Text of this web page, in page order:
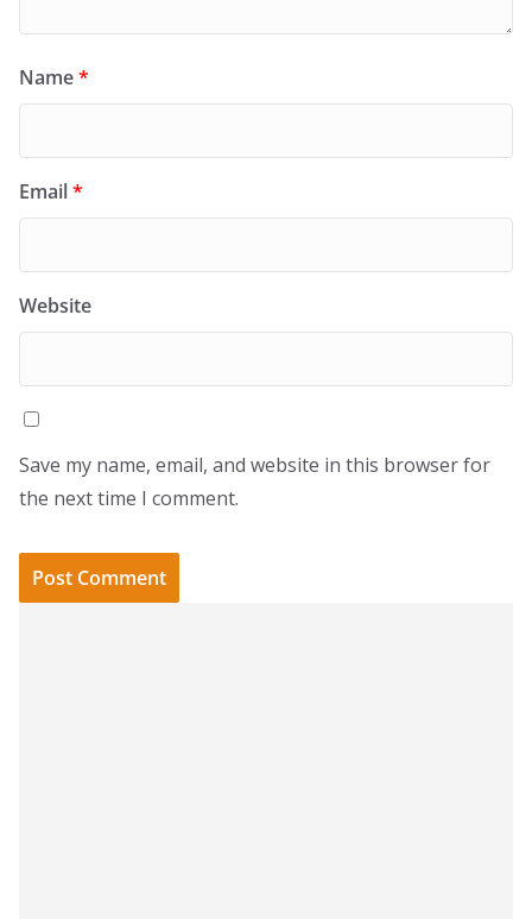
Name*
Email*
Website
Save my name, email, and website in this browser for
the next time I comment.